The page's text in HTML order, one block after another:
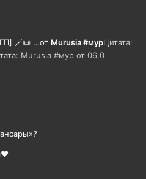
🪄📜 …от Murusia #мурЦитата:
Murusia #мур от 06.0